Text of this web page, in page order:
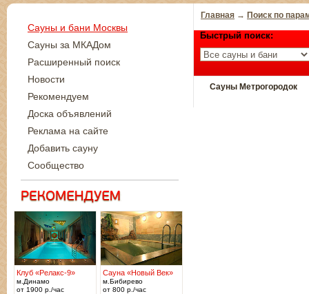
Главная → Поиск по
Быстрый поиск:
Сауны Метрогородок
Сауны и бани Москвы
Сауны за МКАДом
Расширенный поиск
Новости
Рекомендуем
Доска объявлений
Реклама на сайте
Добавить сауну
Сообщество
Клуб «Релакс-9»
м.Динамо
от 1900 р./час
Сауна «Новый Век»
м.Бибирево
от 800 р./час